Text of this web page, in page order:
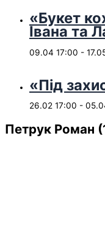
«Букет
Івана та
09.04 17:00 -
«Під
26.02 17:00 -
Петрук Роман